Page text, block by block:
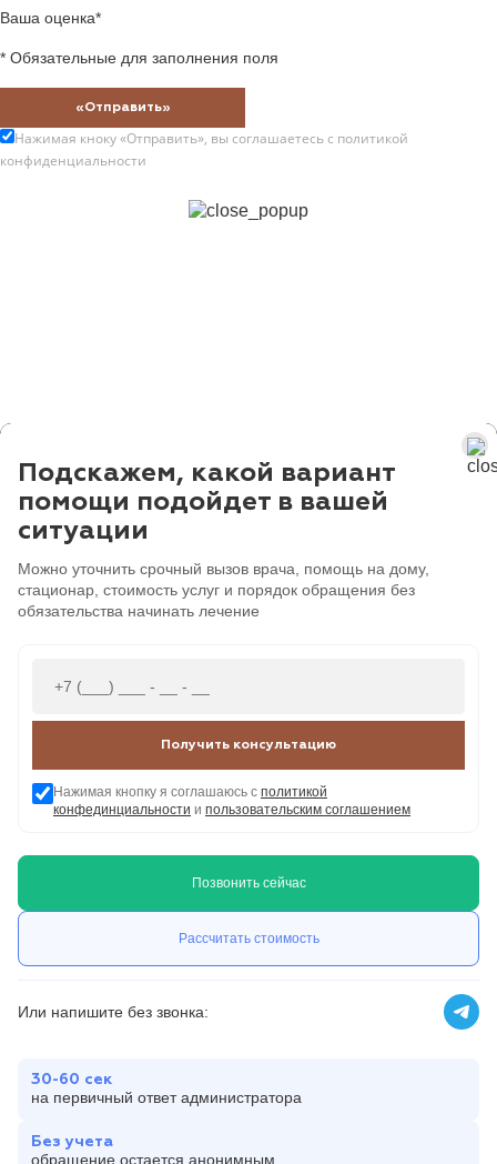
Ваша оценка*
* Обязательные для заполнения поля
«Отправить»
Нажимая кноку «Отправить», вы соглашаетесь с политикой
конфиденциальности
Подскажем, какой вариант
помощи подойдет в вашей
ситуации
Можно уточнить срочный вызов врача, помощь на дому,
стационар, стоимость услуг и порядок обращения без
обязательства начинать лечение
Получить консультацию
Нажимая кнопку я соглашаюсь с политикой
конфединциальности и пользовательским соглашением
Позвонить сейчас
Рассчитать стоимость
Или напишите без звонка:
30-60 сек
на первичный ответ администратора
Без учета
обращение остается анонимным